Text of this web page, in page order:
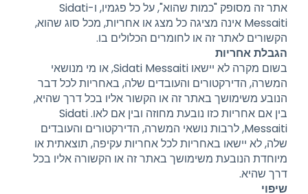
אתר זה מסופק "כמות שהוא", על כל פגמיו, ו-Sidati
Messaiti אינה מציגה כל מצג או אחריות, מכל סוג שהוא,
הקשורים לאתר זה או לחומרים הכלולים בו.
הגבלת אחריות
בשום מקרה לא יישאו Sidati Messaiti, או מי מנושאי
המשרה, הדירקטורים והעובדים שלה, באחריות לכל דבר
הנובע משימושך באתר זה או הקשור אליו בכל דרך שהיא,
בין אם אחריות כזו נובעת מחוזה ובין אם לאו. Sidati
Messaiti, לרבות נושאי המשרה, הדירקטורים והעובדים
שלה, לא יישאו באחריות לכל אחריות עקיפה, תוצאתית או
מיוחדת הנובעת משימושך באתר זה או הקשורה אליו בכל
דרך שהיא.
שיפוי